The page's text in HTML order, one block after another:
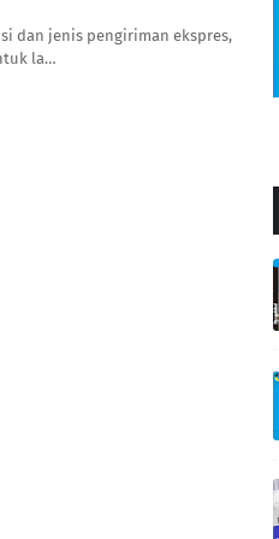
dan jenis pengiriman ekspres,
la…